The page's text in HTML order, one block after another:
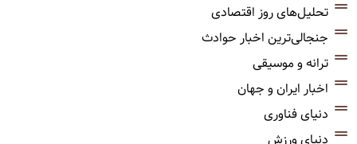
تحلیل‌های روز اقتصادی
جنجالی‌ترین اخبار حوادث
ترانه و موسیقی
اخبار ایران و جهان
دنیای فناوری
دنیای ورزش